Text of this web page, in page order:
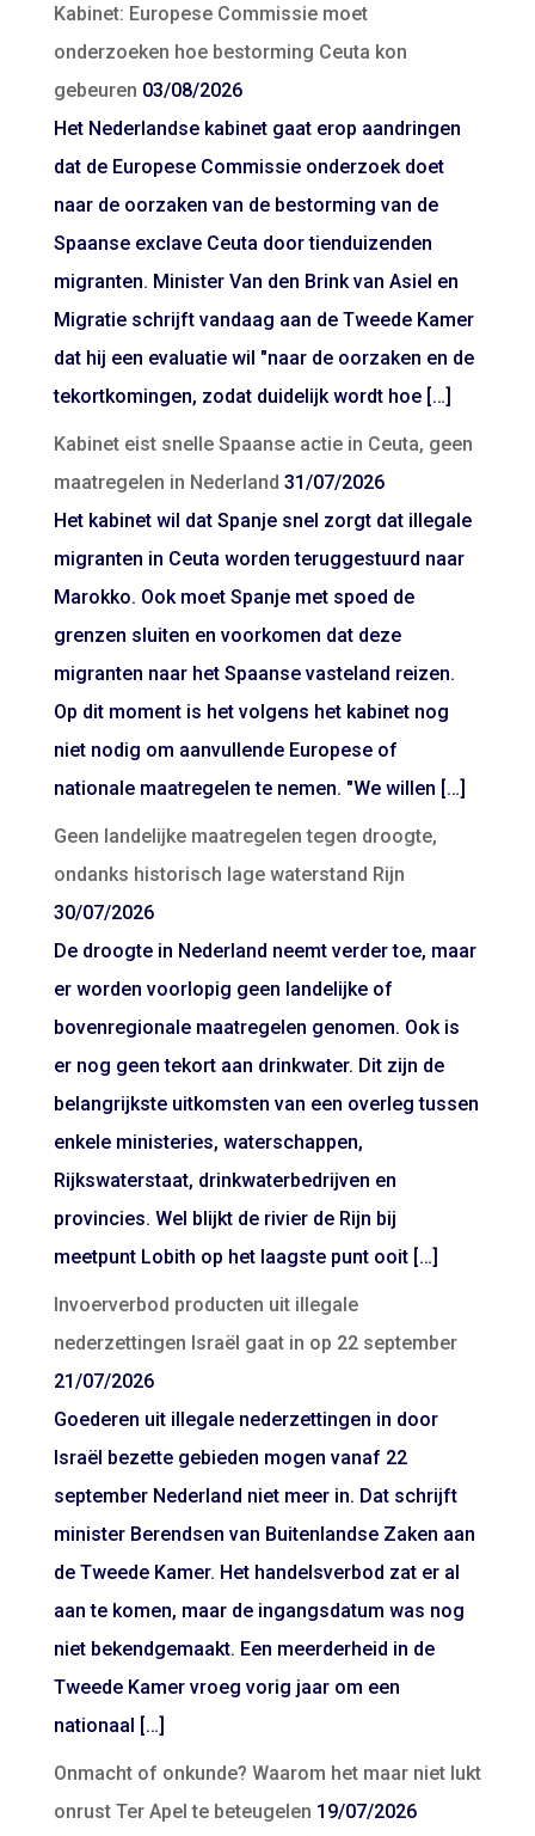
Kabinet: Europese Commissie moet
onderzoeken hoe bestorming Ceuta kon
gebeuren 03/08/2026
Het Nederlandse kabinet gaat erop aandringen
dat de Europese Commissie onderzoek doet
naar de oorzaken van de bestorming van de
Spaanse exclave Ceuta door tienduizenden
migranten. Minister Van den Brink van Asiel en
Migratie schrijft vandaag aan de Tweede Kamer
dat hij een evaluatie wil "naar de oorzaken en de
tekortkomingen, zodat duidelijk wordt hoe […]
Kabinet eist snelle Spaanse actie in Ceuta, geen
maatregelen in Nederland 31/07/2026
Het kabinet wil dat Spanje snel zorgt dat illegale
migranten in Ceuta worden teruggestuurd naar
Marokko. Ook moet Spanje met spoed de
grenzen sluiten en voorkomen dat deze
migranten naar het Spaanse vasteland reizen.
Op dit moment is het volgens het kabinet nog
niet nodig om aanvullende Europese of
nationale maatregelen te nemen. "We willen […]
Geen landelijke maatregelen tegen droogte,
ondanks historisch lage waterstand Rijn
30/07/2026
De droogte in Nederland neemt verder toe, maar
er worden voorlopig geen landelijke of
bovenregionale maatregelen genomen. Ook is
er nog geen tekort aan drinkwater. Dit zijn de
belangrijkste uitkomsten van een overleg tussen
enkele ministeries, waterschappen,
Rijkswaterstaat, drinkwaterbedrijven en
provincies. Wel blijkt de rivier de Rijn bij
meetpunt Lobith op het laagste punt ooit […]
Invoerverbod producten uit illegale
nederzettingen Israël gaat in op 22 september
21/07/2026
Goederen uit illegale nederzettingen in door
Israël bezette gebieden mogen vanaf 22
september Nederland niet meer in. Dat schrijft
minister Berendsen van Buitenlandse Zaken aan
de Tweede Kamer. Het handelsverbod zat er al
aan te komen, maar de ingangsdatum was nog
niet bekendgemaakt. Een meerderheid in de
Tweede Kamer vroeg vorig jaar om een
nationaal […]
Onmacht of onkunde? Waarom het maar niet lukt
onrust Ter Apel te beteugelen 19/07/2026